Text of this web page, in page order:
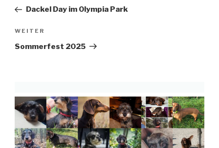
Beitrag
Dackel Day im Olympia Park
Nächster
Beitrag
WEITER
Sommerfest 2025